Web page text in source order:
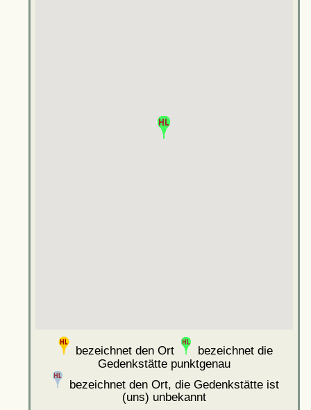
bezeichnet den Ort
bezeichnet die
Gedenkstätte punktgenau
bezeichnet den Ort, die Gedenkstätte ist
(uns) unbekannt